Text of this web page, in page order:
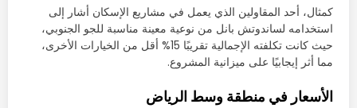
كمثال، أحد المقاولين الذي يعمل في مشاريع الإسكان أشار إلى
استخدامه لساندوتش بانل من نوعية معينة مناسبة للجو الجنوبي،
حيث كانت تكلفته الإجمالية تقريبًا 15% أقل من الخيارات الأخرى،
مما أثر إيجابيًا على ميزانية المشروع.
الأسعار في منطقة وسط الرياض